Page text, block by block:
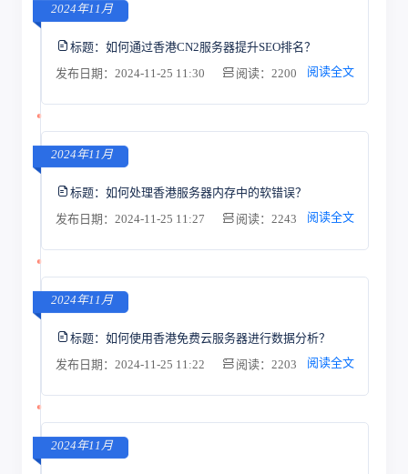
2024年11月
标题： 如何通过香港CN2服务器提升SEO排名？
发布日期：2024-11-25 11:30
阅读：2200 阅读全文
2024年11月
标题： 如何处理香港服务器内存中的软错误？
发布日期：2024-11-25 11:27
阅读：2243 阅读全文
2024年11月
标题： 如何使用香港免费云服务器进行数据分析？
发布日期：2024-11-25 11:22
阅读：2203 阅读全文
2024年11月